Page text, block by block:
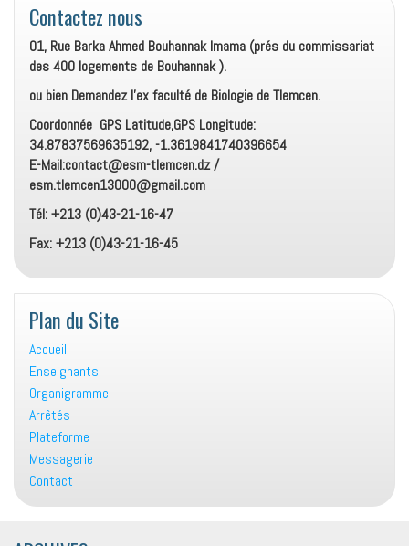
Contactez nous
01, Rue Barka Ahmed Bouhannak Imama (prés du commissariat
des 400 logements de Bouhannak ).
ou bien Demandez l’ex faculté de Biologie de Tlemcen.
Coordonnée GPS Latitude,GPS Longitude:
34.87837569635192, -1.3619841740396654
E-Mail:contact@esm-tlemcen.dz /
esm.tlemcen13000@gmail.com
Tél: +213 (0)43-21-16-47
Fax: +213 (0)43-21-16-45
Plan du Site
Accueil
Enseignants
Organigramme
Arrêtés
Plateforme
Messagerie
Contact